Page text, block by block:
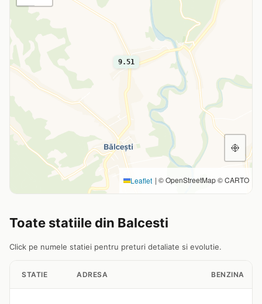
9.51
Leaflet | © OpenStreetMap © CARTO
Toate statiile din Balcesti
Click pe numele statiei pentru preturi detaliate si evolutie.
STATIE ADRESA BENZINA